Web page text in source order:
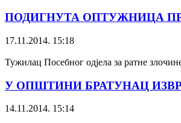
ПОДИГНУТА ОПТУЖНИЦА
17.11.2014. 15:18
Тужилац Посебног одјела за ратне
У ОПШТИНИ БРАТУНАЦ
14.11.2014. 15:14